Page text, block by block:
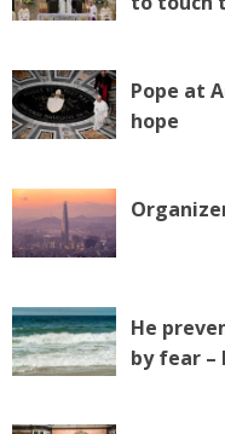
Pope at
hope
He
by fear –